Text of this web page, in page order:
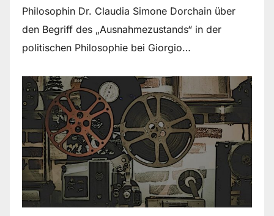
Philosophin Dr. Claudia Simone Dorchain über
den Begriff des „Ausnahmezustands“ in der
politischen Philosophie bei Giorgio…